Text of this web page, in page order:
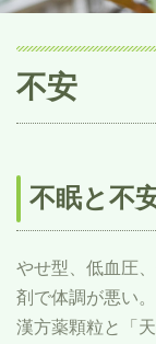
不安
不眠と不
やせ型、低血圧
剤で体調が悪い
漢方薬顆粒と「